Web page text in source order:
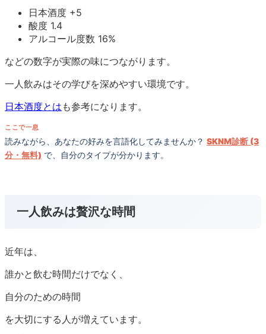
日本酒度 +5
酸度 1.4
アルコール度数 16%
などの数字が実際の味につながります。
一人飲みはその学びを深めやすい環境です。
日本酒度とは も参考になります。
ここで一息
読みながら、あなたの好みを言語化してみませんか？ SKNM診断 (3
分・無料) で、自分のタイプが分かります。
一人飲みは贅沢な時間
近年は、
誰かと飲む時間だけでなく、
自分のための時間
を大切にする人が増えています。